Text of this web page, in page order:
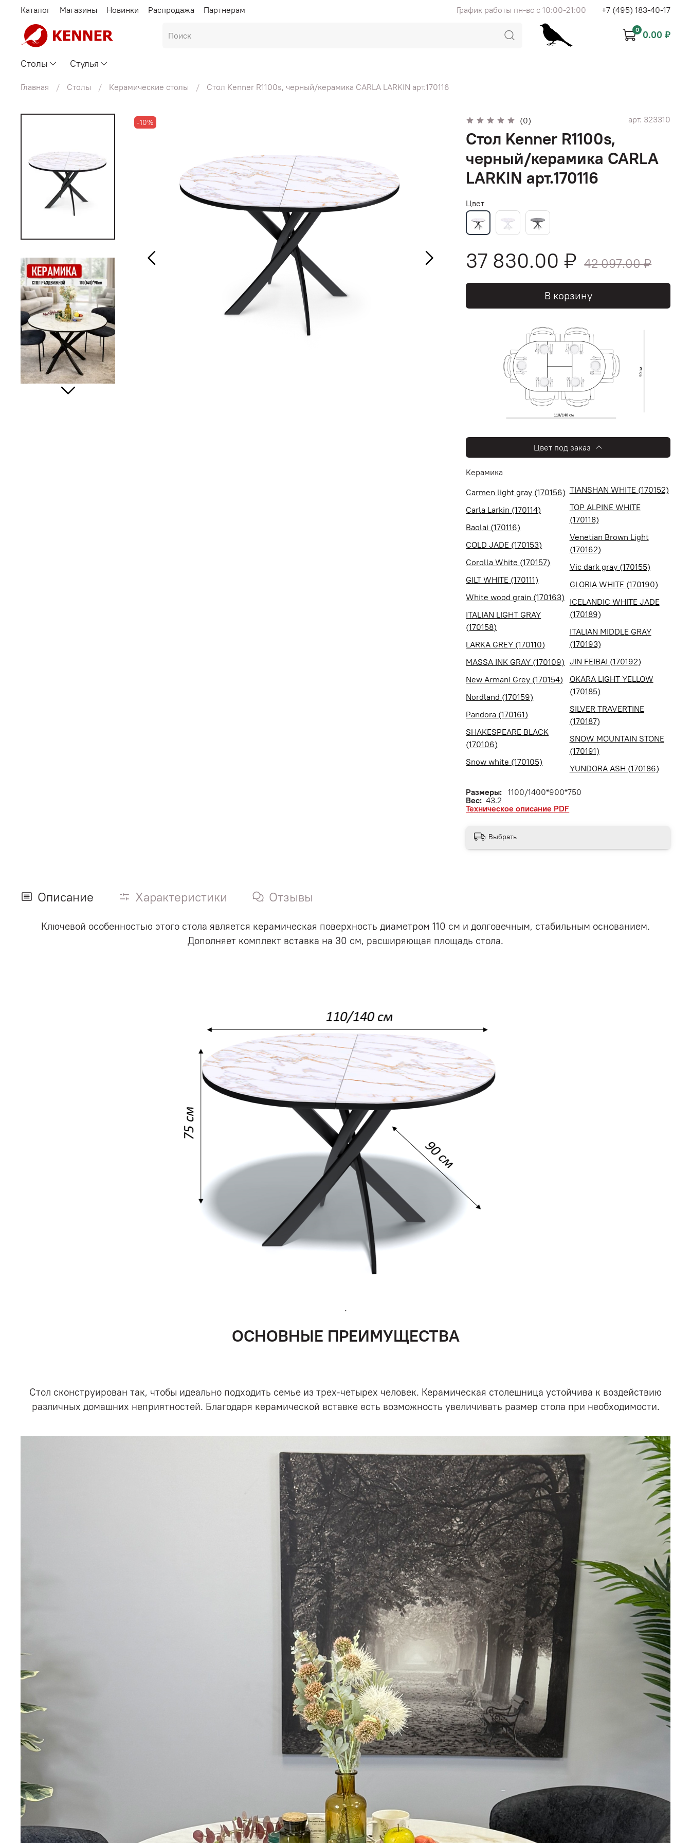
Каталог Магазины Новинки Распродажа Партнерам График работы пн-вс с 10:00-21:00 +7 (495) 183-40-17
0 0.00 ₽
Столы Стулья
Главная Столы Керамические столы Стол Kenner R1100s, черный/керамика CARLA LARKIN арт.170116
-10% (0) арт. 323310
Стол Kenner R1100s,
черный/керамика CARLA
LARKIN арт.170116
Цвет
37 830.00 ₽ 42 097.00 ₽
В корзину
Цвет под заказ
Керамика
Carmen light gray (170156)
Carla Larkin (170114)
Baolai (170116)
COLD JADE (170153)
Corolla White (170157)
GILT WHITE (170111)
White wood grain (170163)
ITALIAN LIGHT GRAY
(170158)
LARKA GREY (170110)
MASSA INK GRAY (170109)
New Armani Grey (170154)
Nordland (170159)
Pandora (170161)
SHAKESPEARE BLACK
(170106)
Snow white (170105)
TIANSHAN WHITE (170152)
TOP ALPINE WHITE
(170118)
Venetian Brown Light
(170162)
Vic dark gray (170155)
GLORIA WHITE (170190)
ICELANDIC WHITE JADE
(170189)
ITALIAN MIDDLE GRAY
(170193)
JIN FEIBAI (170192)
OKARA LIGHT YELLOW
(170185)
SILVER TRAVERTINE
(170187)
SNOW MOUNTAIN STONE
(170191)
YUNDORA ASH (170186)
Размеры:
1100/1400*900*750
Вес: 43.2
Техническое описание PDF
Выбрать
Описание Характеристики Отзывы
Ключевой особенностью этого стола является керамическая поверхность диаметром 110 см и долговечным, стабильным основанием.
Дополняет комплект вставка на 30 см, расширяющая площадь стола.
.
ОСНОВНЫЕ ПРЕИМУЩЕСТВА
Стол сконструирован так, чтобы идеально подходить семье из трех-четырех человек. Керамическая столешница устойчива к воздействию
различных домашних неприятностей. Благодаря керамической вставке есть возможность увеличивать размер стола при необходимости.